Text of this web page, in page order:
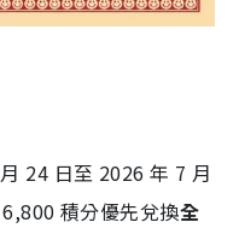
24 日至 2026 年 7 月
積分優先兌換全